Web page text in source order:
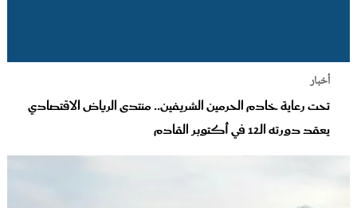
أخبار
تحت رعاية خادم الحرمين الشريفين.. منتدى الرياض الاقتصادي
يعقد دورته الـ12 في أكتوبر القادم